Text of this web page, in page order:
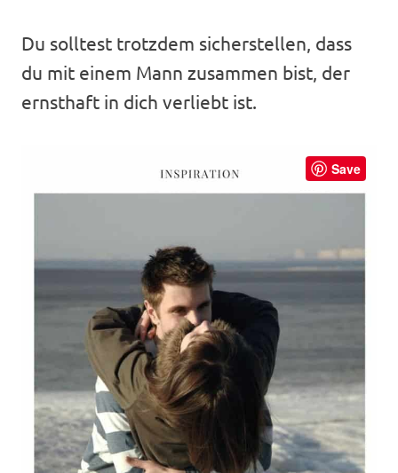
Du solltest trotzdem sicherstellen, dass
du mit einem Mann zusammen bist, der
ernsthaft in dich verliebt ist.
Save